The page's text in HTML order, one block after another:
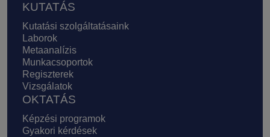
KUTATÁS
Kutatási szolgáltatásaink
Laborok
Metaanalízis
Munkacsoportok
Regiszterek
Vizsgálatok
OKTATÁS
Képzési programok
Gyakori kérdések